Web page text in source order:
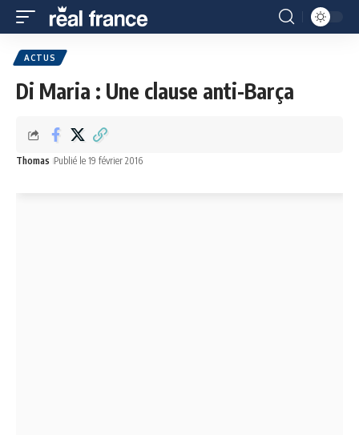
ACTUS
Di Maria : Une clause anti-Barça
Thomas Publié le 19 février 2016